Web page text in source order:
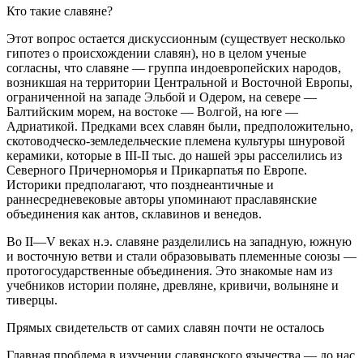
Кто такие славяне?
Этот вопрос остается дискуссионным (существует несколько
гипотез о происхождении славян), но в целом ученые
согласны, что славяне — группа индоевропейских народов,
возникшая на территории Центральной и Восточной Европы,
ограниченной на западе Эльбой и Одером, на севере —
Балтийским морем, на востоке — Волгой, на юге —
Адриатикой. Предками всех славян были, предположительно,
скотоводческо-земледельческие племена культуры шнуровой
керамики, которые в III-II тыс. до нашей эры расселились из
Северного Причерноморья и Прикарпатья по Европе.
Историки предполагают, что позднеантичные и
раннесредневековые авторы упоминают праславянские
объединения как антов, склавинов и венедов.
Во II—V веках н.э. славяне разделились на западную, южную
и восточную ветви и стали образовывать племенные союзы —
протогосударственные объединения. Это знакомые нам из
учебников истории поляне, древляне, кривичи, волыняне и
тиверцы.
Прямых свидетельств от самих славян почти не осталось